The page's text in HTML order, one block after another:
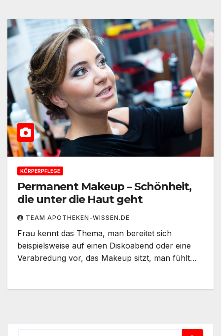
KÖRPERPFLEGE
Permanent Makeup – Schönheit,
die unter die Haut geht
TEAM APOTHEKEN-WISSEN.DE
Frau kennt das Thema, man bereitet sich
beispielsweise auf einen Diskoabend oder eine
Verabredung vor, das Makeup sitzt, man fühlt…